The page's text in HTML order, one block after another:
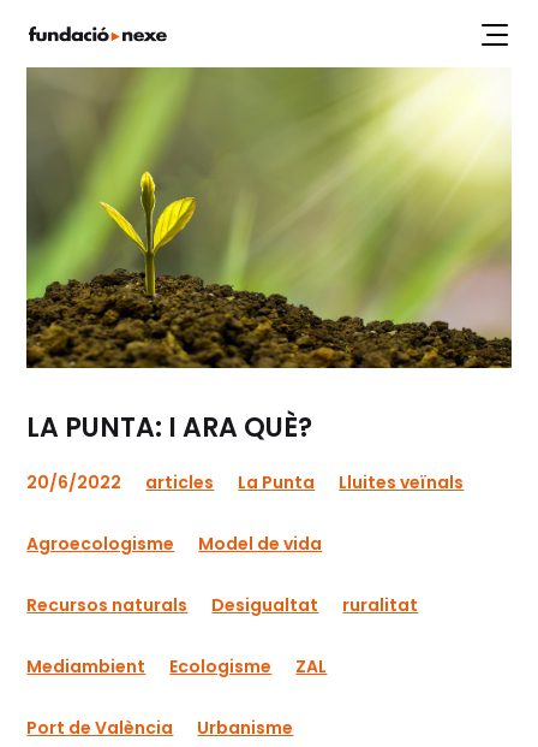
Labs Projectes Publicacions
LA PUNTA: I ARA QUÈ?
20/6/2022 articles La Punta Lluites veïnals
Agroecologisme Model de vida
Recursos naturals Desigualtat ruralitat
Mediambient Ecologisme ZAL
Port de València Urbanisme